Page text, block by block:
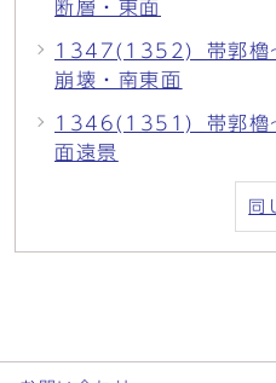
断層・東面
1347(1352)_帯郭櫓
崩壊・南東面
1346(1351)_帯郭櫓
面遠景
同